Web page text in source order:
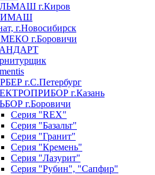
г.Киров
г.Новосибирск
г.Боровичи
г.С.Петербург
г.Казань
г.Боровичи
Серия "REX"
Серия "Базальт"
Серия "Гранит"
Серия "Кремень"
Серия "Лазурит"
Серия "Рубин", "Сапфир"